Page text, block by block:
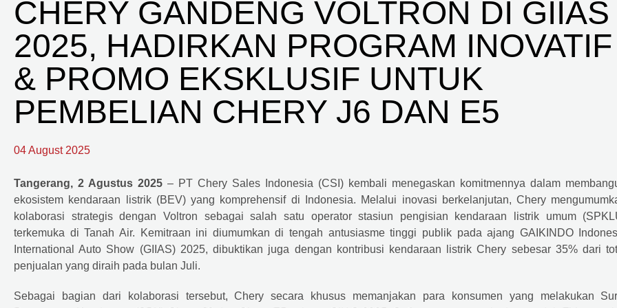
CHERY GANDENG VOLTRON DI GIIAS
2025, HADIRKAN PROGRAM INOVATIF
& PROMO EKSKLUSIF UNTUK
PEMBELIAN CHERY J6 DAN E5
04 August 2025
Tangerang, 2 Agustus 2025– PT Chery Sales Indonesia (CSI) kembali menegaskan komitmennya dalam
ekosistem kendaraan listrik (BEV) yang komprehensif di Indonesia. Melalui inovasi berkelanjutan, Chery
kolaborasi strategis dengan Voltron sebagai salah satu operator stasiun pengisian kendaraan listrik umum
terkemuka di Tanah Air. Kemitraan ini diumumkan di tengah antusiasme tinggi publik pada ajang GAIKINDO
International Auto Show (GIIAS) 2025, dibuktikan juga dengan kontribusi kendaraan listrik Chery sebesar 35% dari
penjualan yang diraih pada bulan Juli.
Sebagai bagian dari kolaborasi tersebut, Chery secara khusus memanjakan para konsumen yang melakukan